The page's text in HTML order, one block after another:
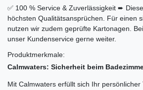
✅ 100 % Service & Zuverlässigkeit ➨
höchsten Qualitätsansprüchen. Für einen
nutzen wir zudem geprüfte Kartonagen.
unser Kundenservice gerne weiter.
Produktmerkmale:
Calmwaters: Sicherheit beim
Mit Calmwaters erfüllt sich Ihr